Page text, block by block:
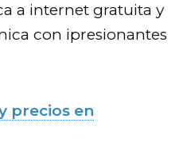
a internet gratuita y
con ipresionantes
precios en